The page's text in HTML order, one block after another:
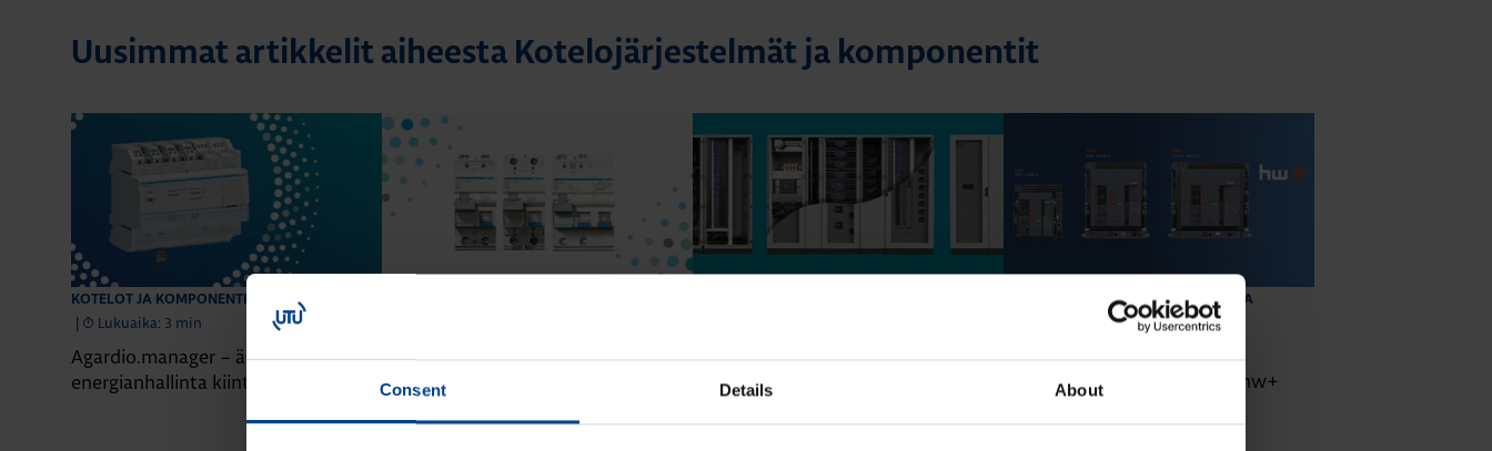
Consent Details About
Uusimmat artikkelit aiheesta Kotelojärjestelmät ja komponentit
KOTELOT JA KOMPONENTIT
28.4.2026
|
Lukuaika: 3 min
Agardio.manager – älykäs
energianhallinta kiinteistöille
Paranna kiinteistösi palosuojausta
valokaarivikasuojalla
UUTUUS: Joustavampaa
DATAKESKUSRATKAISUT
KOTELOT JA
UUTUUS: Ilmakatkaisijasarja hw+